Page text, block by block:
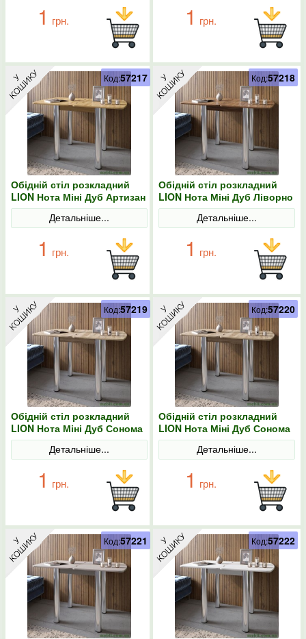
1 грн. 1 грн.
Обідній стіл розкладний
LION Нота Міні Дуб Артизан
60x70/70x120
Детальніше...
1 грн.
Код:57217
Обідній стіл розкладний
LION Нота Міні Дуб Ліворно
60x70/70x120
Детальніше...
1 грн.
Код:57218
Обідній стіл розкладний
LION Нота Міні Дуб Сонома
60x70/70x120
Детальніше...
1 грн.
Код:57219
Обідній стіл розкладний
LION Нота Міні Дуб Сонома
трюфель 60x70/70x120
Детальніше...
1 грн.
Код:57220
Код:57221 Код:57222